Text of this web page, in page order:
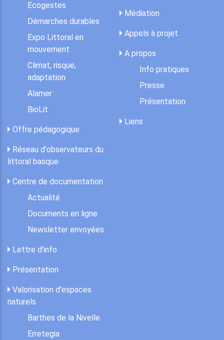
Ecogestes
Démarches durables
Expo Littoral en
mouvement
Climat, risque,
adaptation
Alamer
BioLit
Offre pédagogique
Réseau d'observateurs du
littoral basque
Centre de documentation
Actualité
Documents en ligne
Newsletter envoyées
Lettre d'info
Présentation
Valorisation d'espaces
naturels
Barthes de la Nivelle
Erretegia
Médiation
Appels à projet
A propos
Info pratiques
Presse
Présentation
Liens